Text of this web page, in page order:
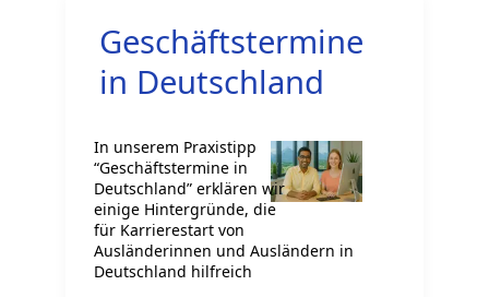
Das
perfekte
einrichten
Geschäftstermine
in Deutschland
In unserem Praxistipp
“Geschäftstermine in
Deutschland” erklären wir
einige Hintergründe, die
für Karrierestart von
Ausländerinnen und Ausländern in
Deutschland hilfreich